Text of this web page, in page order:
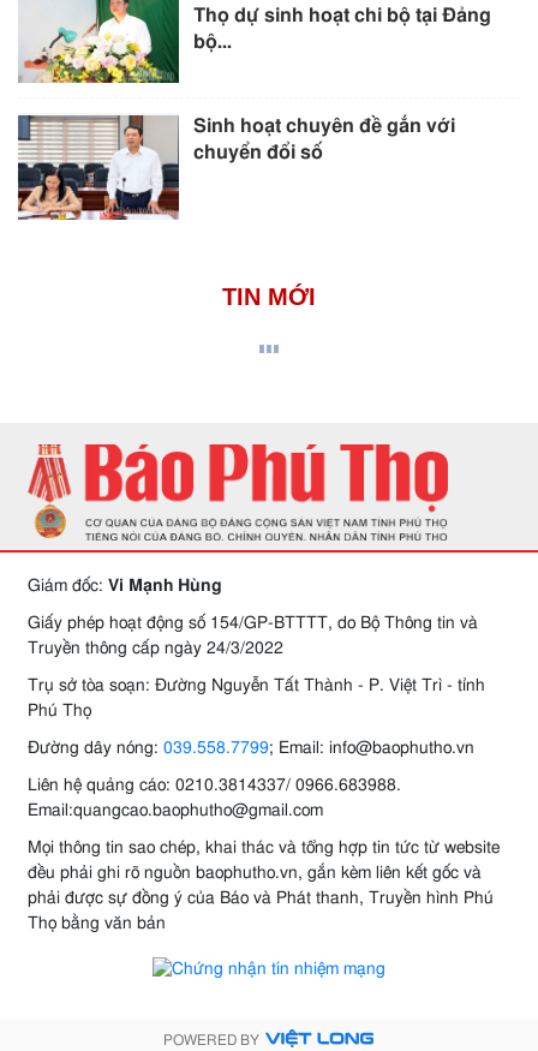
Thọ dự sinh hoạt chi bộ tại Đảng
bộ...
Sinh hoạt chuyên đề gắn với
chuyển đổi số
TIN MỚI
Giám đốc: Vi Mạnh Hùng
Giấy phép hoạt động số 154/GP-BTTTT, do Bộ Thông tin và
Truyền thông cấp ngày 24/3/2022
Trụ sở tòa soạn: Đường Nguyễn Tất Thành - P. Việt Trì - tỉnh
Phú Thọ
Đường dây nóng: 039.558.7799; Email: info@baophutho.vn
Liên hệ quảng cáo: 0210.3814337/ 0966.683988.
Email:quangcao.baophutho@gmail.com
Mọi thông tin sao chép, khai thác và tổng hợp tin tức từ website
đều phải ghi rõ nguồn baophutho.vn, gắn kèm liên kết gốc và
phải được sự đồng ý của Báo và Phát thanh, Truyền hình Phú
Thọ bằng văn bản
POWERED BY